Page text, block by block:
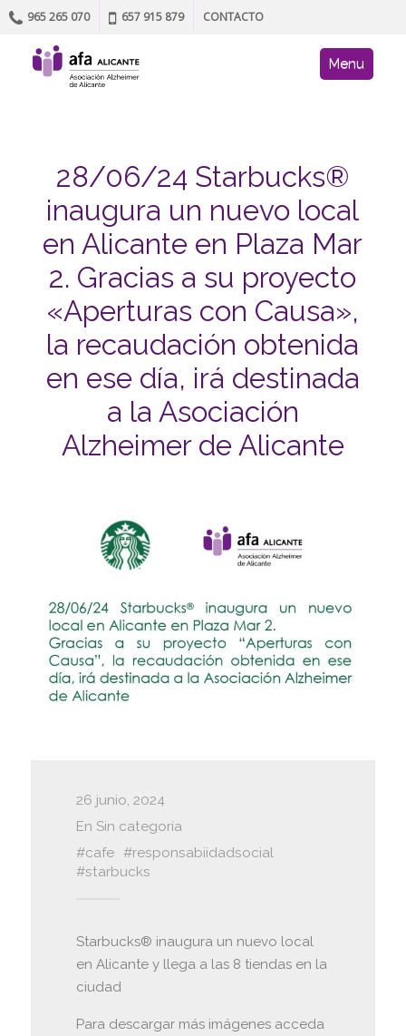
965 265 070 657 915 879 CONTACTO
AFA site
Skip to content
Menu
28/06/24 Starbucks®
inaugura un nuevo local
en Alicante en Plaza Mar
2. Gracias a su proyecto
«Aperturas con Causa»,
la recaudación obtenida
en ese día, irá destinada
a la Asociación
Alzheimer de Alicante
26 junio, 2024
En Sin categoría
cafe
responsabiidadsocial
starbucks
Starbucks® inaugura un nuevo local
en Alicante y llega a las 8 tiendas en la
ciudad
Para descargar más imágenes acceda